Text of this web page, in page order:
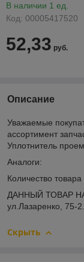
В наличии 1 ед.
Код: 00005417520
52,33 руб.
Описание
Уважаемые
ассортимент
Уплотнитель
Аналоги:
Количество
ДАННЫЙ ТОВАР
ул.Лазаренко, 75-
Скрыть